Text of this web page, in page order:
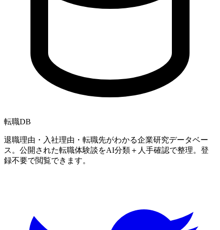
転職DB
退職理由・入社理由・転職先がわかる企業研究データベー
ス。公開された転職体験談をAI分類＋人手確認で整理。登
録不要で閲覧できます。